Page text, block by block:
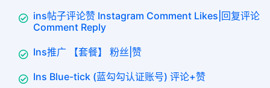
ins帖子评论赞 Instagram Comment Likes|回复评论
Comment Reply
Ins推广 【套餐】 粉丝|赞
Ins Blue-tick (蓝勾勾认证账号) 评论+赞